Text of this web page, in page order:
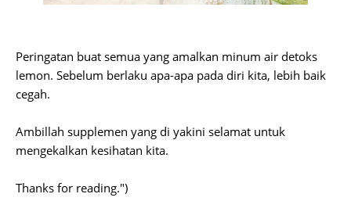
Peringatan buat semua yang amalkan minum air detoks
lemon. Sebelum berlaku apa-apa pada diri kita, lebih baik
cegah.
Ambillah supplemen yang di yakini selamat untuk
mengekalkan kesihatan kita.
Thanks for reading.")